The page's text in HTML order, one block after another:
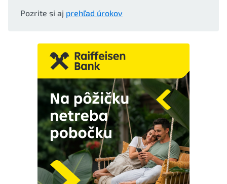
Pozrite si aj prehľad úrokov